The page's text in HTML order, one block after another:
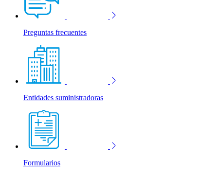
Preguntas frecuentes
Entidades suministradoras
Formularios